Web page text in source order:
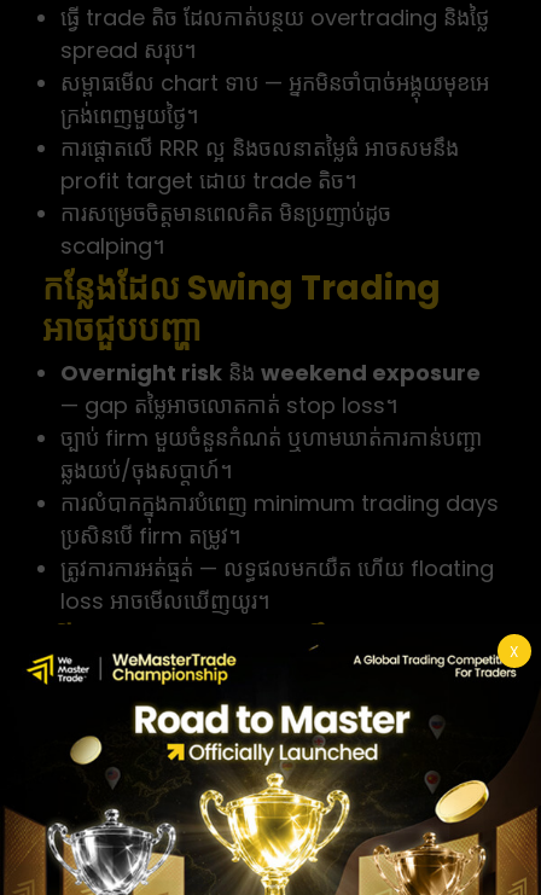
X
ធ្វើ trade តិច ដែលកាត់បន្ថយ overtrading និងថ្លៃ
spread សរុប។
សម្ពាធមើល chart ទាប — អ្នកមិនចាំបាច់អង្គុយមុខអេ
ក្រង់ពេញមួយថ្ងៃ។
ការផ្តោតលើ RRR ល្អ និងចលនាតម្លៃធំ អាចសមនឹង
profit target ដោយ trade តិច។
ការសម្រេចចិត្តមានពេលគិត មិនប្រញាប់ដូច
scalping។
កន្លែងដែល Swing Trading
អាចជួបបញ្ហា
Overnight risk និង weekend exposure
— gap តម្លៃអាចលោតកាត់ stop loss។
ច្បាប់ firm មួយចំនួនកំណត់ ឬហាមឃាត់ការកាន់បញ្ជា
ឆ្លងយប់/ចុងសប្តាហ៍។
ការលំបាកក្នុងការបំពេញ minimum trading days
ប្រសិនបើ firm តម្រូវ។
ត្រូវការការអត់ធ្មត់ — លទ្ធផលមកយឺត ហើយ floating
loss អាចមើលឃើញយូរ។
តើអ្នកប្រភេទណាសមនឹង Swing
Trading ជាង
Swing trading ជាធម្មតាសមនឹងអ្នកដែលមានការងារ
ពេញម៉ោង មិនអាចមើល chart យូរ ចូលចិត្តការសម្រេច
ចិត្តដោយមានពេលគិត និងអាចគ្រប់គ្រងអារម្មណ៍នៅពេល
ឃើញ floating loss រយៈពេលច្រើនថ្ងៃ។ ប្រសិនបើអ្នក
មានចិត្តអត់ធ្មត់ និងចូលចិត្តការវិភាគ time frame ធំ